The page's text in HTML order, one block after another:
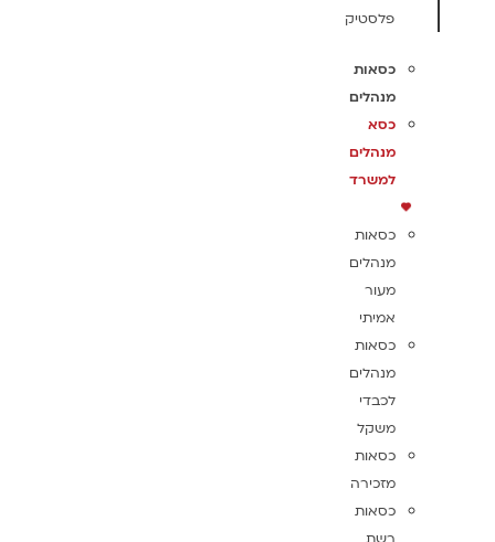
פלסטיק
כסאות
מנהלים
כסא
מנהלים
למשרד
כסאות
מנהלים
מעור
אמיתי
כסאות
מנהלים
לכבדי
משקל
כסאות
מזכירה
כסאות